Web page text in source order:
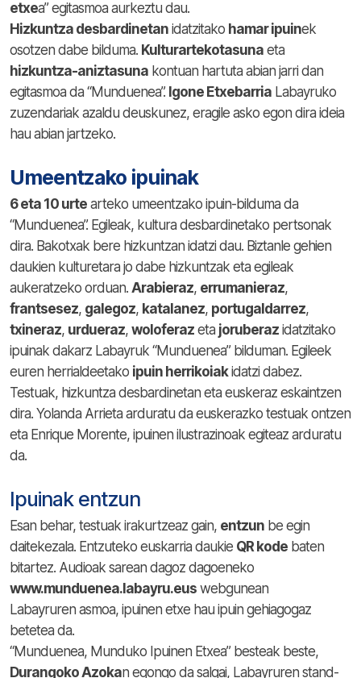
etxea” egitasmoa aurkeztu dau.
Hizkuntza desbardinetan idatzitako hamar ipuinek
osotzen dabe bilduma. Kulturartekotasuna eta
hizkuntza-aniztasuna kontuan hartuta abian jarri dan
egitasmoa da “Munduenea”. Igone Etxebarria Labayruko
zuzendariak azaldu deuskunez, eragile asko egon dira ideia
hau abian jartzeko.
Umeentzako ipuinak
6 eta 10 urte arteko umeentzako ipuin-bilduma da
“Munduenea”. Egileak, kultura desbardinetako pertsonak
dira. Bakotxak bere hizkuntzan idatzi dau. Biztanle gehien
daukien kulturetara jo dabe hizkuntzak eta egileak
aukeratzeko orduan. Arabieraz, errumanieraz,
frantsesez, galegoz, katalanez, portugaldarrez,
txineraz, urdueraz, woloferaz eta joruberaz idatzitako
ipuinak dakarz Labayruk “Munduenea” bilduman. Egileek
euren herrialdeetako ipuin herrikoiakidatzi dabez.
Testuak, hizkuntza desbardinetan eta euskeraz eskaintzen
dira. Yolanda Arrieta arduratu da euskerazko testuak ontzen
eta Enrique Morente, ipuinen ilustrazinoak egiteaz arduratu
da.
Ipuinak entzun
Esan behar, testuak irakurtzeaz gain, entzun be egin
daitekezala. Entzuteko euskarria daukie QR kode baten
bitartez. Audioak sarean dagoz dagoeneko
www.munduenea.labayru.eus webgunean
Labayruren asmoa, ipuinen etxe hau ipuin gehiagogaz
betetea da.
“Munduenea, Munduko Ipuinen Etxea” besteak beste,
Durangoko Azokan egongo da salgai, Labayruren stand-